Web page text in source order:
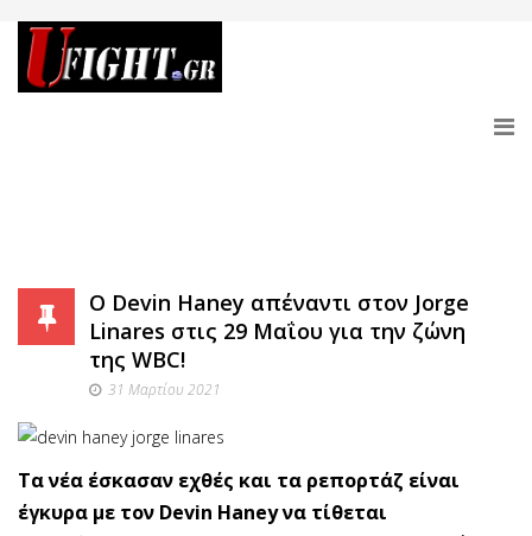
O Devin Haney απέναντι στον Jorge
Linares στις 29 Μαΐου για την ζώνη
της WBC!
31 Μαρτίου 2021
Τα νέα έσκασαν εχθές και τα ρεπορτάζ είναι
έγκυρα με τον Devin Haney να τίθεται